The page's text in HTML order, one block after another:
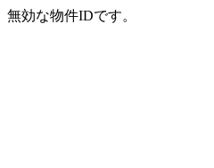
無効な物件IDです。